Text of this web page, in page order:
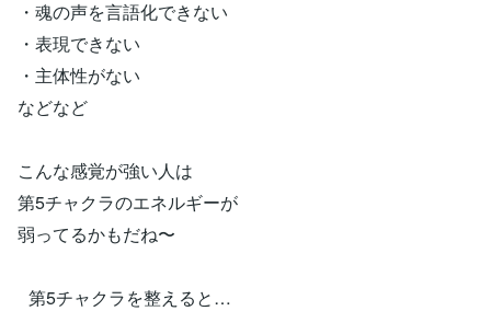
・魂の声を言語化できない
・表現できない
・主体性がない
などなど
こんな感覚が強い人は
第5チャクラのエネルギーが
弱ってるかもだね〜
第5チャクラを整えると…